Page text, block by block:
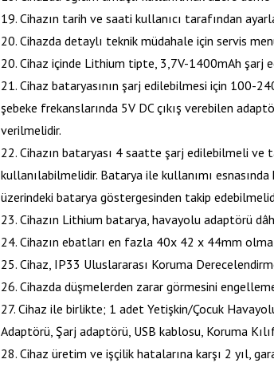
19. Cihazın tarih ve saati kullanıcı tarafından
20. Cihazda detaylı teknik müdahale için servis
20. Cihaz içinde Lithium tipte, 3,7V-1400mAh şarj
21. Cihaz bataryasının şarj edilebilmesi için 100-
şebeke frekanslarında 5V DC çıkış verebilen
verilmelidir.
22. Cihazın bataryası 4 saatte şarj edilebilmeli
kullanılabilmelidir. Batarya ile kullanımı
üzerindeki batarya göstergesinden takip
23. Cihazın Lithium batarya, havayolu adaptörü
24. Cihazın ebatları en fazla 40x 42 x 44mm
25. Cihaz, IP33 Uluslararası Koruma
26. Cihazda düşmelerden zarar görmesini
27. Cihaz ile birlikte; 1 adet Yetişkin/Çocuk
Adaptörü, Şarj adaptörü, USB kablosu, Koruma
28. Cihaz üretim ve işçilik hatalarına karşı 2 yıl,